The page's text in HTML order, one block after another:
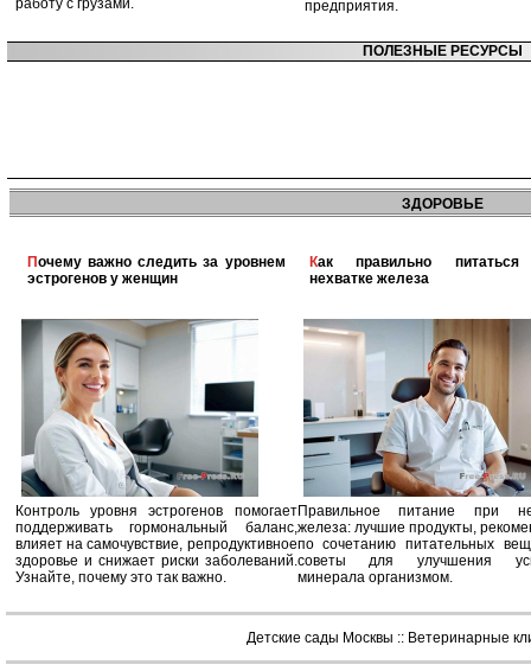
работу с грузами.
предприятия.
ПОЛЕЗНЫЕ РЕСУРСЫ
ЗДОРОВЬЕ
Почему важно следить за уровнем
эстрогенов у женщин
Контроль уровня эстрогенов помогает
поддерживать гормональный баланс,
влияет на самочувствие, репродуктивное
здоровье и снижает риски заболеваний.
Узнайте, почему это так важно.
Как правильно питаться при
нехватке железа
Правильное питание при
железа: лучшие продукты,
по сочетанию питательных
советы для улучшения
минерала организмом.
Детские сады Москвы :: Ветеринарные